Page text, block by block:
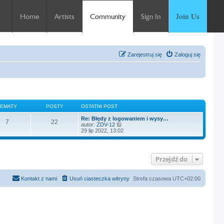
Home Artists Community Sign In Join Us
Zaloguj się
Zarejestruj się
POSTY OSTATNI POST
7 22
Re: Błędy z logowaniem i wysy…
autor: ZDV-12
y
ś
a
29 lip 2022, 13:02
Przejdź do
Strefa czasowa UTC+02:00
Usuń ciasteczka witryny
Kontakt z nami